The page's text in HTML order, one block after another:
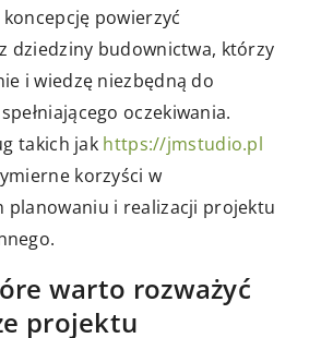
powierzyć
dziedziny budownictwa, którzy
i wiedzę niezbędną do
oczekiwania.
takich jak https://jmstudio.pl
korzyści w
planowaniu i realizacji projektu
warto rozważyć
projektu